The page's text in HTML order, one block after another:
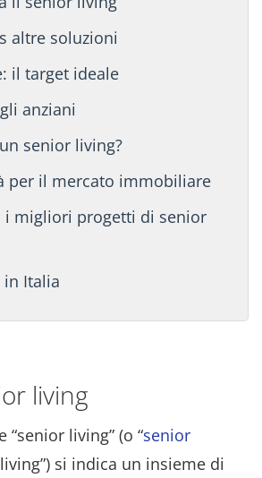
altre soluzioni
il target ideale
anziani
senior living?
per il mercato immobiliare
i migliori progetti di senior
Italia
living
“senior living” (o “senior
living”) si indica un insieme di